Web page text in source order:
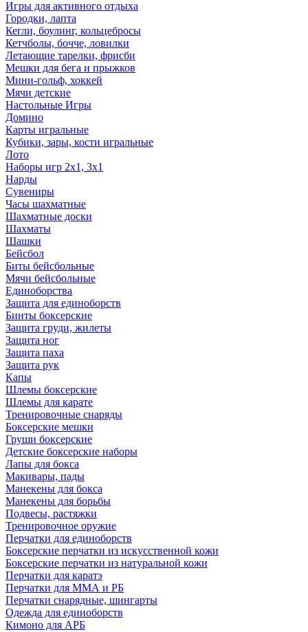
Игры для активного отдыха
Городки, лапта
Кегли, боулинг, кольцебросы
Кетчболы, бочче, ловилки
Летающие тарелки, фрисби
Мешки для бега и прыжков
Мини-гольф, хоккей
Мячи детские
Настольные Игры
Домино
Карты игральные
Кубики, зары, кости игральные
Лото
Наборы игр 2х1, 3х1
Нарды
Сувениры
Часы шахматные
Шахматные доски
Шахматы
Шашки
Бейсбол
Биты бейсбольные
Мячи бейсбольные
Единоборства
Защита для единоборств
Бинты боксерские
Защита груди, жилеты
Защита ног
Защита паха
Защита рук
Капы
Шлемы боксерские
Шлемы для карате
Тренировочные снаряды
Боксерские мешки
Груши боксерские
Детские боксерские наборы
Лапы для бокса
Макивары, пады
Манекены для бокса
Манекены для борьбы
Подвесы, растяжки
Тренировочное оружие
Перчатки для единоборств
Боксерские перчатки из искусственной кожи
Боксерские перчатки из натуральной кожи
Перчатки для каратэ
Перчатки для ММА и РБ
Перчатки снарядные, шингарты
Одежда для единоборств
Кимоно для АРБ